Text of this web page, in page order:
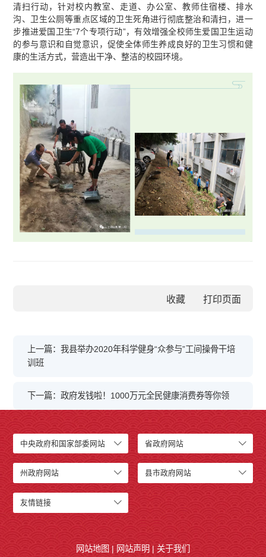
清扫行动，针对校内教室、走道、办公室、教师住宿楼、排水
沟、卫生公厕等重点区域的卫生死角进行彻底整治和清扫，进一
步推进爱国卫生“7个专项行动”，有效增强全校师生爱国卫生运动
的参与意识和自觉意识，促使全体师生养成良好的卫生习惯和健
康的生活方式，营造出干净、整洁的校园环境。
收藏
上一篇：我县举办2020年科学健身“众参与”工间操骨干培
训班
下一篇：政府发钱啦！1000万元全民健康消费券等你领
中央政府和国家部委网站 省政府网站
州政府网站 县市政府网站
友情链接
网站地图 | 网站声明 | 关于我们